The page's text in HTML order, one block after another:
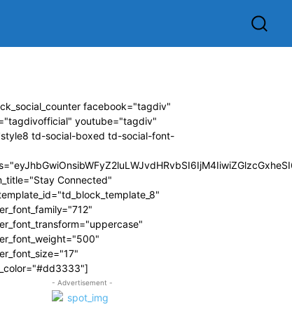
facebook="tagdiv"
youtube="tagdiv"
td-social-boxed td-social-font-
Connected"
- Advertisement -